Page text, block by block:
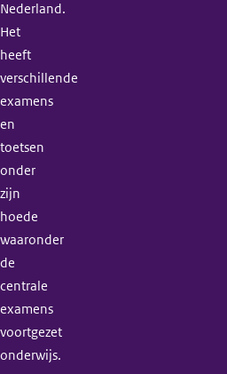
Nederland.
Het
heeft
verschillende
examens
en
toetsen
onder
zijn
hoede
waaronder
de
centrale
examens
voortgezet
onderwijs.